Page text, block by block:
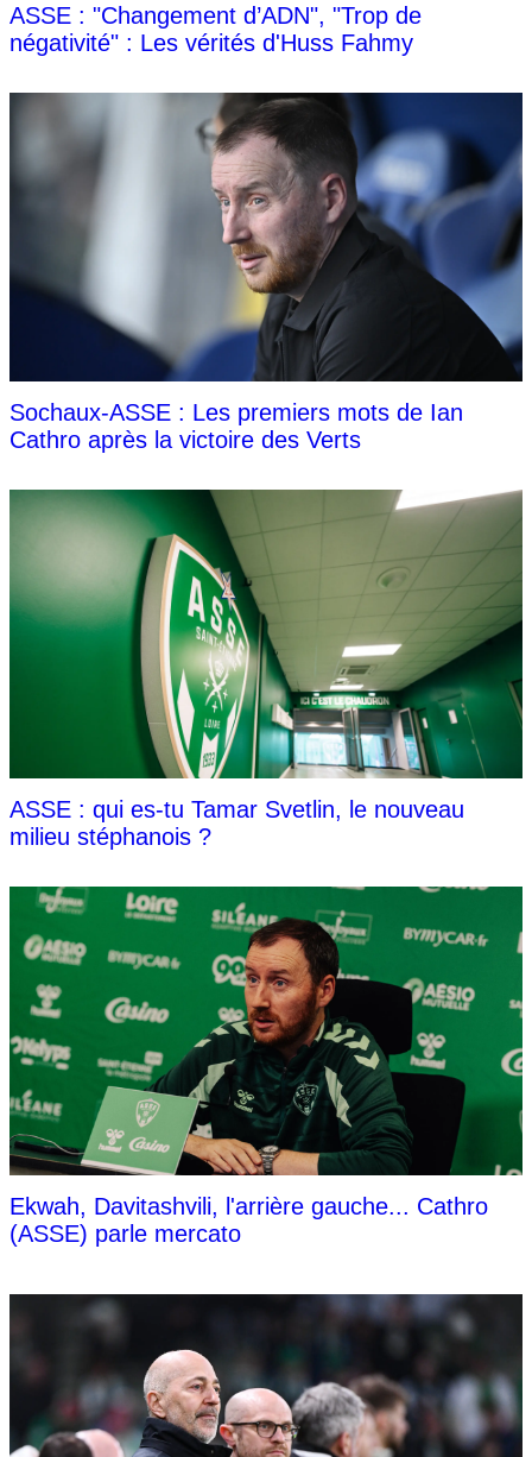
ASSE : "Changement d’ADN", "Trop de
négativité" : Les vérités d'Huss Fahmy
Sochaux-ASSE : Les premiers mots de Ian
Cathro après la victoire des Verts
ASSE : qui es-tu Tamar Svetlin, le nouveau
milieu stéphanois ?
Ekwah, Davitashvili, l'arrière gauche... Cathro
(ASSE) parle mercato